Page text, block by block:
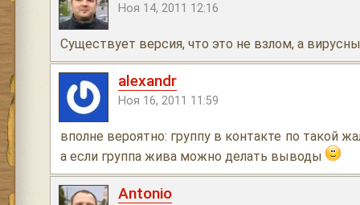
Ноя 14, 2011 12:16
Существует версия, что это не взлом, а
alexandr
Ноя 16, 2011 11:59
вполне вероятно: группу в контакте по такой
а если группа жива можно делать выводы
Antonio